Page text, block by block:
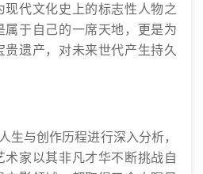
现代文化史上的标志性人物之
于自己的一席天地，更是为
遗产，对未来世代产生持久
生与创作历程进行深入分析，
家以其非凡才华不断挑战自